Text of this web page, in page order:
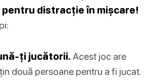
distracție în mișcare!
ți jucătorii. Acest joc are
două persoane pentru a fi jucat.